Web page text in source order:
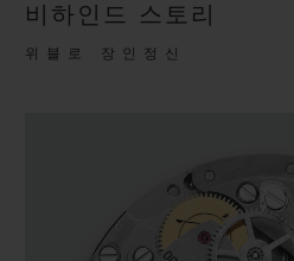
비하인드 스토리
위블로 장인정신